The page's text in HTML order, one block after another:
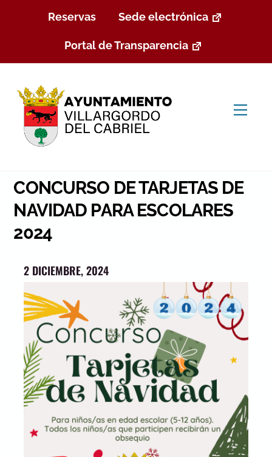
Reservas Sede electrónica
Portal de Transparencia
CONCURSO DE TARJETAS DE
NAVIDAD PARA ESCOLARES
2024
2 DICIEMBRE, 2024